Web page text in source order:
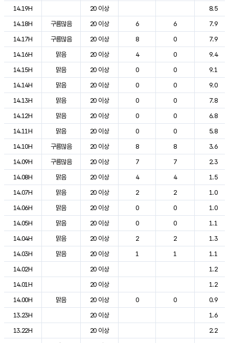
14.19H
20 이상
8.5
14.18H
구름많음 20 이상 6 6
7.9
14.17H
구름많음 20 이상 8 0
7.9
14.16H
맑음 20 이상 4 0
9.4
14.15H
맑음 20 이상 0 0
9.1
14.14H
맑음 20 이상 0 0
9.0
14.13H
맑음 20 이상 0 0
7.8
14.12H
맑음 20 이상 0 0
6.8
14.11H
맑음 20 이상 0 0
5.8
14.10H
구름많음 20 이상 8 8
3.6
14.09H
구름많음 20 이상 7 7
2.3
14.08H
맑음 20 이상 4 4
1.5
14.07H
맑음 20 이상 2 2
1.0
14.06H
맑음 20 이상 0 0
1.0
14.05H
맑음 20 이상 0 0
1.1
14.04H
맑음 20 이상 2 2
1.3
14.03H
맑음 20 이상 1 1
1.1
14.02H
20 이상
1.2
14.01H
20 이상
1.2
14.00H
맑음 20 이상 0 0
0.9
13.23H
20 이상
1.6
13.22H
20 이상
2.2